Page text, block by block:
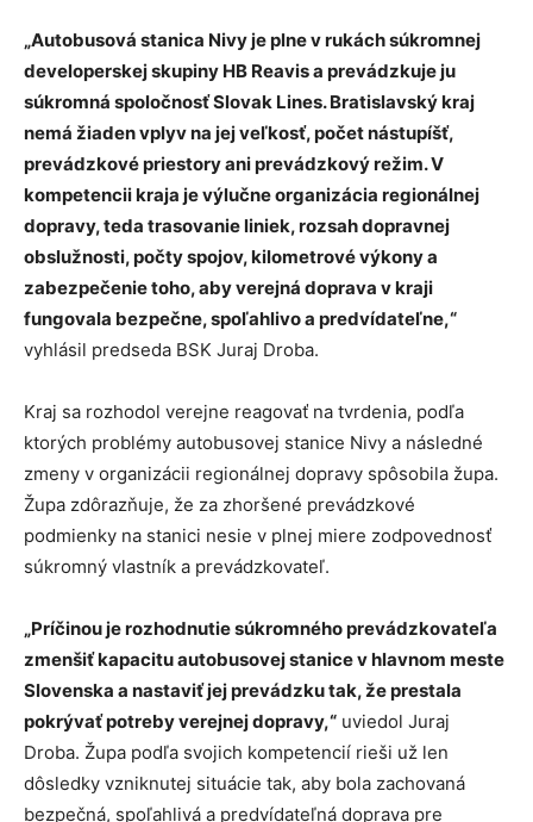
„Autobusová stanica Nivy je plne v rukách súkromnej
developerskej skupiny HB Reavis a prevádzkuje ju
súkromná spoločnosť Slovak Lines. Bratislavský kraj
nemá žiaden vplyv na jej veľkosť, počet nástupíšť,
prevádzkové priestory ani prevádzkový režim. V
kompetencii kraja je výlučne organizácia regionálnej
dopravy, teda trasovanie liniek, rozsah dopravnej
obslužnosti, počty spojov, kilometrové výkony a
zabezpečenie toho, aby verejná doprava v kraji
fungovala bezpečne, spoľahlivo a predvídateľne,“
vyhlásil predseda BSK Juraj Droba.
Kraj sa rozhodol verejne reagovať na tvrdenia, podľa
ktorých problémy autobusovej stanice Nivy a následné
zmeny v organizácii regionálnej dopravy spôsobila župa.
Župa zdôrazňuje, že za zhoršené prevádzkové
podmienky na stanici nesie v plnej miere zodpovednosť
súkromný vlastník a prevádzkovateľ.
„Príčinou je rozhodnutie súkromného prevádzkovateľa
zmenšiť kapacitu autobusovej stanice v hlavnom meste
Slovenska a nastaviť jej prevádzku tak, že prestala
pokrývať potreby verejnej dopravy,“ uviedol Juraj
Droba. Župa podľa svojich kompetencií rieši už len
dôsledky vzniknutej situácie tak, aby bola zachovaná
bezpečná, spoľahlivá a predvídateľná doprava pre